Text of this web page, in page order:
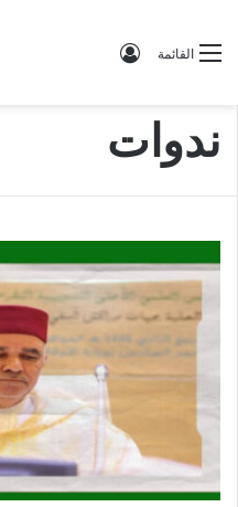
القائمة
ندوات